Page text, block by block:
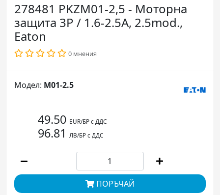
278481 PKZM01-2,5 - Моторна
защита 3P / 1.6-2.5A, 2.5mod.,
Eaton
0 мнения
Модел: M01-2.5
49.50 EUR/БР с ДДС
96.81 ЛВ/БР с ДДС
ПОРЪЧАЙ